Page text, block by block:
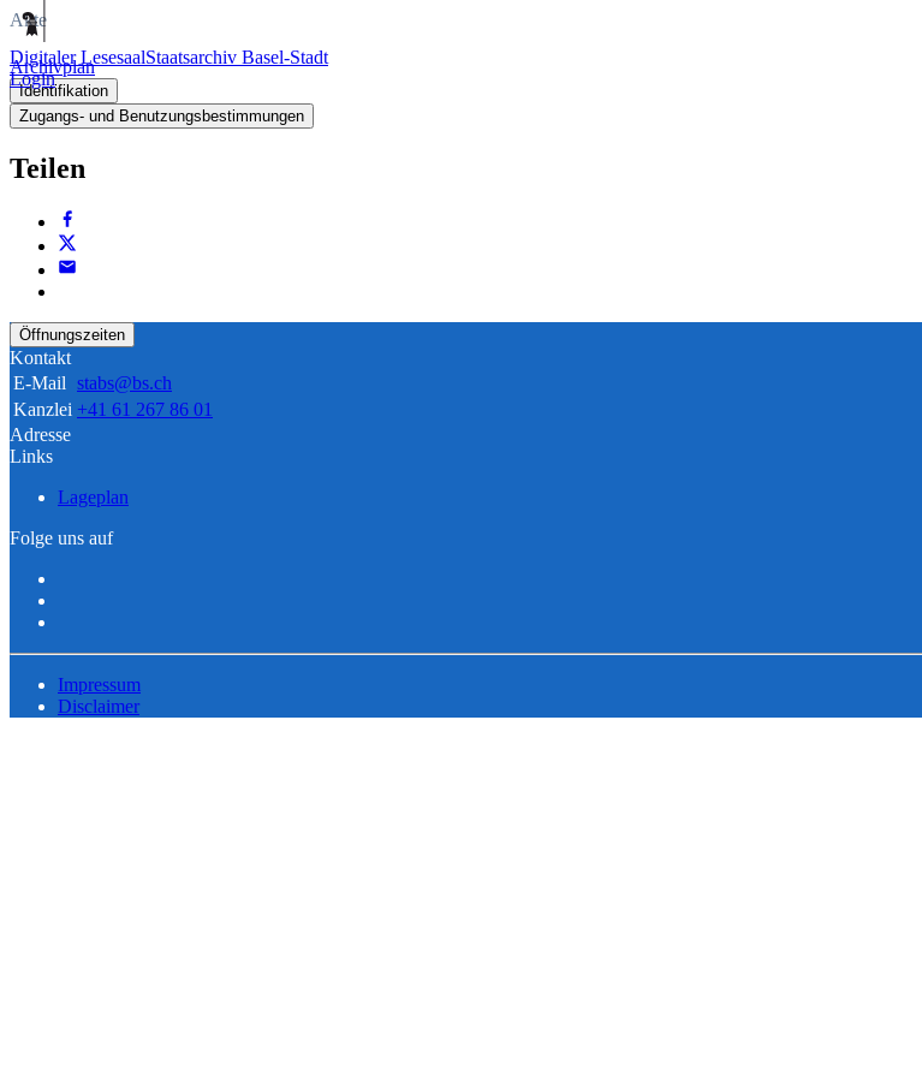
Digitaler LesesaalStaatsarchiv Basel-Stadt
Login
Akte
Archivplan
Identifikation
Zugangs- und Benutzungsbestimmungen
Teilen
Öffnungszeiten
Kontakt
E-Mail stabs@bs.ch
Kanzlei +41 61 267 86 01
Adresse
Links
Lageplan
Folge uns auf
Impressum
Disclaimer